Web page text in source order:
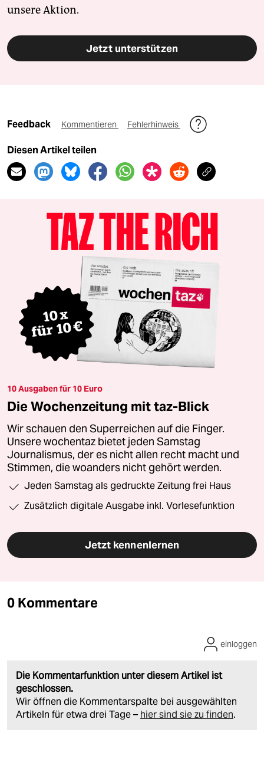
unsere Aktion.
Jetzt unterstützen
Feedback Kommentieren Fehlerhinweis
Diesen Artikel teilen
10 Ausgaben für 10 Euro
Die Wochenzeitung mit taz-Blick
Wir schauen den Superreichen auf die Finger.
Unsere wochentaz bietet jeden Samstag
Journalismus, der es nicht allen recht macht und
Stimmen, die woanders nicht gehört werden.
Jeden Samstag als gedruckte Zeitung frei Haus
Zusätzlich digitale Ausgabe inkl. Vorlesefunktion
Jetzt kennenlernen
0 Kommentare
Die Kommentarfunktion unter diesem Artikel ist
geschlossen.
Wir öffnen die Kommentarspalte bei ausgewählten
Artikeln für etwa drei Tage – hier sind sie zu finden.
einloggen